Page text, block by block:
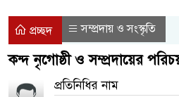
প্রচ্ছদ সম্প্রদায় ও সংস্কৃতি
কন্দ নৃগোষ্ঠী ও সম্প্রদায়ের
প্রতিনিধির নাম